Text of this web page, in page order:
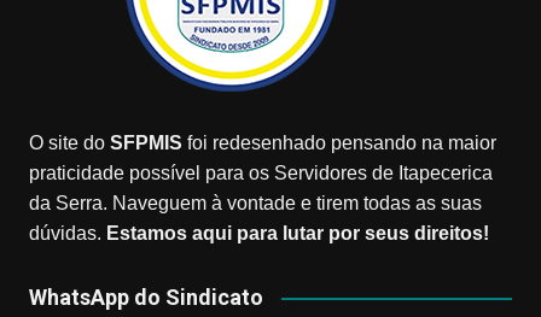
O site do SFPMIS foi redesenhado pensando na maior
praticidade possível para os Servidores de Itapecerica
da Serra. Naveguem à vontade e tirem todas as suas
dúvidas. Estamos aqui para lutar por seus direitos!
WhatsApp do Sindicato